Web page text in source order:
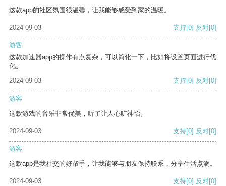
这款app的社区氛围很温馨，让我能够感受到家的温暖。
2024-09-03 支持[0] 反对[0]
游客
这款加速器app的操作有点复杂，可以简化一下，比如将设置页面进行优
化。
2024-09-03
支持[0] 反对[0]
游客
这款游戏的音乐非常优美，听了让人心旷神怡。
2024-09-03 支持[0] 反对[0]
游客
这款app是我社交的好帮手，让我能够与朋友保持联系，分享生活点滴。
2024-09-03 支持[0] 反对[0]